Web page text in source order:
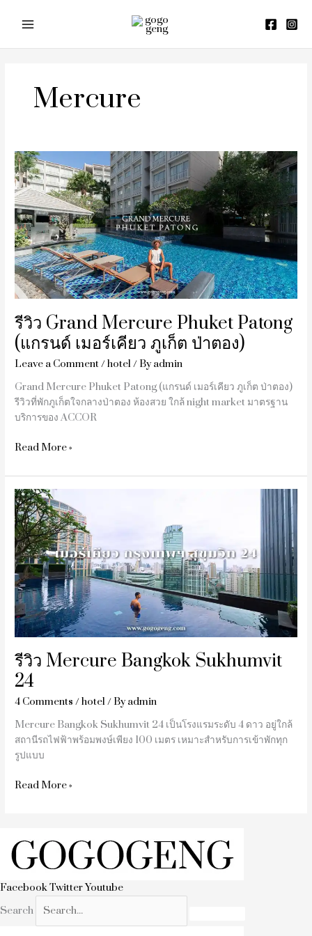
Mercure
รีวิว Grand Mercure Phuket Patong
(แกรนด์ เมอร์เคียว ภูเก็ต ป่าตอง)
Leave a Comment/hotel/ Byadmin
Grand Mercure Phuket Patong (แกรนด์ เมอร์เคียว ภูเก็ต ป่าตอง)
รีวิวที่พักภูเก็ตใจกลางป่าตอง ห้องสวย ใกล้ night market มาตรฐาน
บริการของ ACCOR
รีวิว
Grand
Mercure
Phuket
Patong
(แก
รนด์
เม
อร์
เคียว
ป่า
ตอง)
Read More »
รีวิว Mercure Bangkok Sukhumvit
24
4 Comments /hotel/ Byadmin
Mercure Bangkok Sukhumvit 24 เป็นโรงแรมระดับ 4 ดาว อยู่ใกล้
สถานีรถไฟฟ้าพร้อมพงษ์เพียง 100 เมตร เหมาะสำหรับการเข้าพักทุก
รูปแบบ
รีวิว
Mercure
Bangkok
Sukhumvit
24
Read More »
FacebookTwitterYoutube
Search